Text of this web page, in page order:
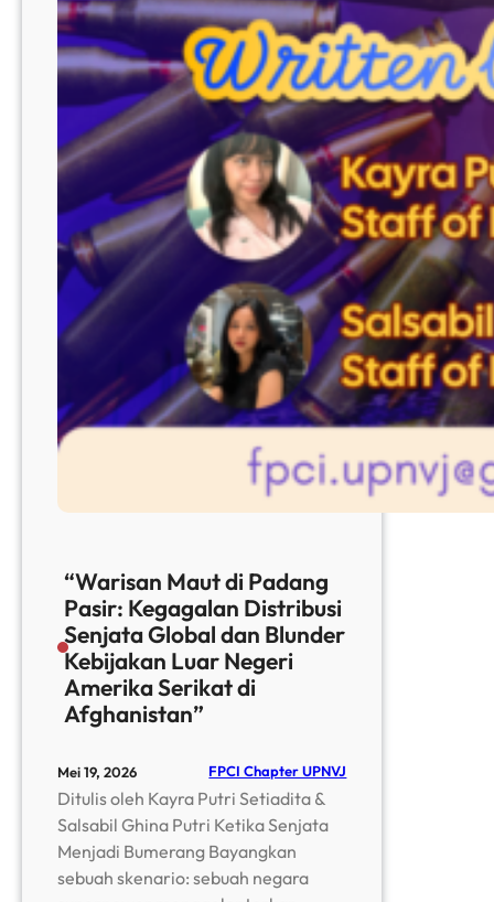
“Warisan Maut di Padang
Pasir: Kegagalan Distribusi
Senjata Global dan Blunder
Kebijakan Luar Negeri
Amerika Serikat di
Afghanistan”
Mei 19, 2026 FPCI Chapter UPNVJ
Ditulis oleh Kayra Putri Setiadita &
Salsabil Ghina Putri Ketika Senjata
Menjadi Bumerang Bayangkan
sebuah skenario: sebuah negara